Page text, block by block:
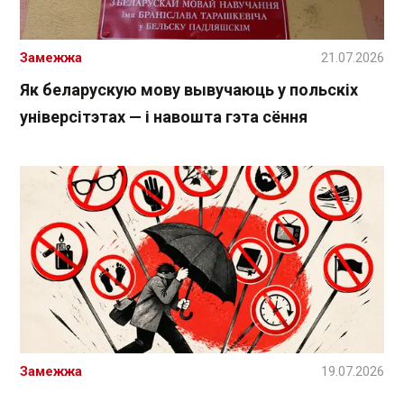
Як беларускую мову вывучаюць у польскіх
універсітэтах — і навошта гэта сёння
Замежжа 21.07.2026
Замежжа 19.07.2026